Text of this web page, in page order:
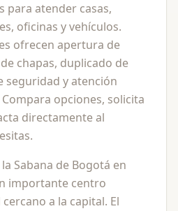
para atender casas,
oficinas y vehículos.
ofrecen apertura de
chapas, duplicado de
seguridad y atención
opciones, solicita
directamente al
Sabana de Bogotá en
importante centro
a la capital. El